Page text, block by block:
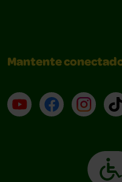
Mantente
YouTube (en inglés)
Facebook (en